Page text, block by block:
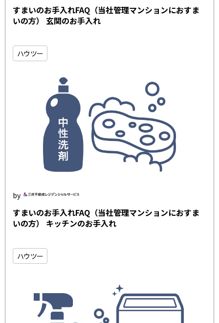
すまいのお手入れFAQ（当社管理マンションにおすま
いの方） 玄関のお手入れ
ハウツー
すまいのお手入れFAQ（当社管理マンションにおすま
いの方） キッチンのお手入れ
ハウツー